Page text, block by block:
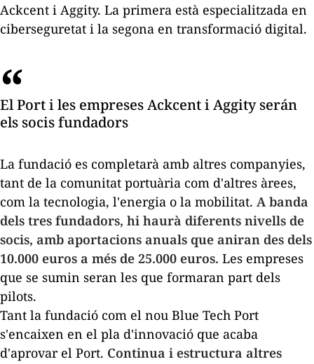
Ackcent i Aggity. La primera està especialitzada en
ciberseguretat i la segona en transformació digital.
El Port i les empreses Ackcent i Aggity serán
els socis fundadors
La fundació es completarà amb altres companyies,
tant de la comunitat portuària com d'altres àrees,
com la tecnologia, l'energia o la mobilitat. A banda
dels tres fundadors, hi haurà diferents nivells de
socis, amb aportacions anuals que aniran des dels
10.000 euros a més de 25.000 euros. Les empreses
que se sumin seran les que formaran part dels
pilots.
Tant la fundació com el nou Blue Tech Port
s'encaixen en el pla d'innovació que acaba
d'aprovar el Port. Continua i estructura altres